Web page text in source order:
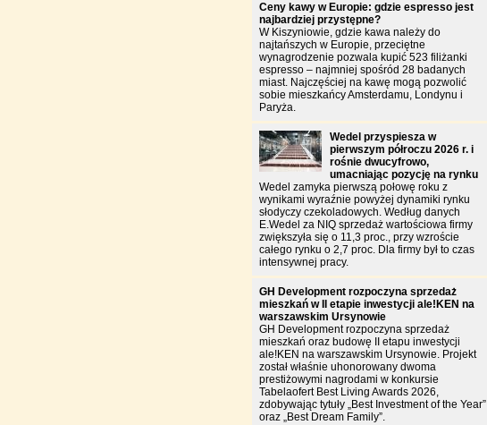
Ceny kawy w Europie: gdzie espresso jest
najbardziej przystępne?
W Kiszyniowie, gdzie kawa należy do
najtańszych w Europie, przeciętne
wynagrodzenie pozwala kupić 523 filiżanki
espresso – najmniej spośród 28 badanych
miast. Najczęściej na kawę mogą pozwolić
sobie mieszkańcy Amsterdamu, Londynu i
Paryża.
Wedel przyspiesza w
pierwszym półroczu 2026 r. i
rośnie dwucyfrowo,
umacniając pozycję na rynku
Wedel zamyka pierwszą połowę roku z
wynikami wyraźnie powyżej dynamiki rynku
słodyczy czekoladowych. Według danych
E.Wedel za NIQ sprzedaż wartościowa firmy
zwiększyła się o 11,3 proc., przy wzroście
całego rynku o 2,7 proc. Dla firmy był to czas
intensywnej pracy.
GH Development rozpoczyna sprzedaż
mieszkań w II etapie inwestycji ale!KEN na
warszawskim Ursynowie
GH Development rozpoczyna sprzedaż
mieszkań oraz budowę II etapu inwestycji
ale!KEN na warszawskim Ursynowie. Projekt
został właśnie uhonorowany dwoma
prestiżowymi nagrodami w konkursie
Tabelaofert Best Living Awards 2026,
zdobywając tytuły „Best Investment of the Year”
oraz „Best Dream Family”.